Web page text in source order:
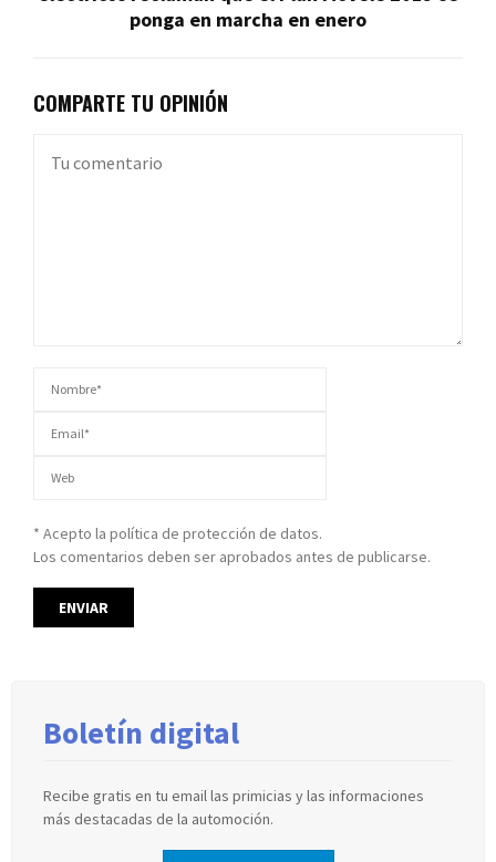
ponga en marcha en enero
COMPARTE TU OPINIÓN
* Acepto la política de protección de datos.
Los comentarios deben ser aprobados antes de publicarse.
Boletín digital
Recibe gratis en tu email las primicias y las informaciones
más destacadas de la automoción.